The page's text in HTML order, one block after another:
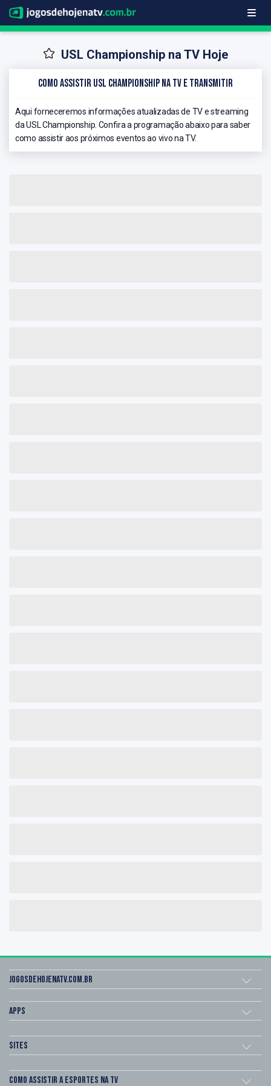
USL Championship na TV Hoje
Como Assistir USL Championship na TV e Transmitir
Aqui forneceremos informações atualizadas de TV e streaming
da USL Championship. Confira a programação abaixo para saber
como assistir aos próximos eventos ao vivo na TV.
Jogosdehojenatv.com.br
Apps
Sites
Como assistir a esportes na TV